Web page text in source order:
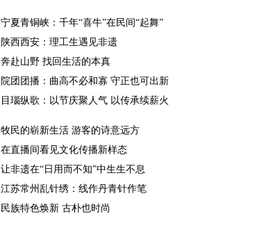
宁夏青铜峡：千年“喜牛”在民间“起舞”
陕西西安：理工生遇见非遗
奔赴山野 找回生活的本真
院团团播：曲高不必和寡 守正也可出新
目瑙纵歌：以节庆聚人气 以传承续薪火
牧民的崭新生活 游客的诗意远方
在直播间看见文化传播新样态
让非遗在“日用而不知”中生生不息
江苏常州乱针绣：线作丹青针作笔
民族特色焕新 古朴也时尚